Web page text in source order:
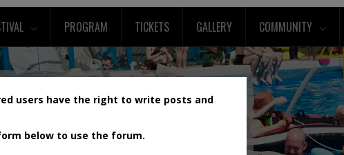
PROGRAM TICKETS GALLERY COMMUNITY
users have the right to write posts and
below to use the forum.